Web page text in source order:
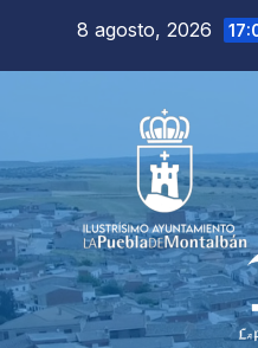
8 agosto, 2026